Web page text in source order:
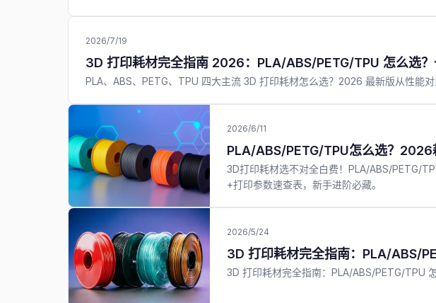
2026/7/19
3D 打印耗材完全指南 2026：PLA/ABS/PETG/TPU 怎么选
PLA、ABS、PETG、TPU 四大主流 3D 打印耗材怎么选？2026 最新版从性能
2026/6/11
PLA/ABS/PETG/TPU怎么选？
3D打印耗材选不对全白费！PLA/ABS/PETG/
+打印参数速查表，新手进阶必藏。
2026/5/24
3D 打印耗材完全指南：PLA/ABS/
3D 打印耗材完全指南：PLA/ABS/PETG/TPU